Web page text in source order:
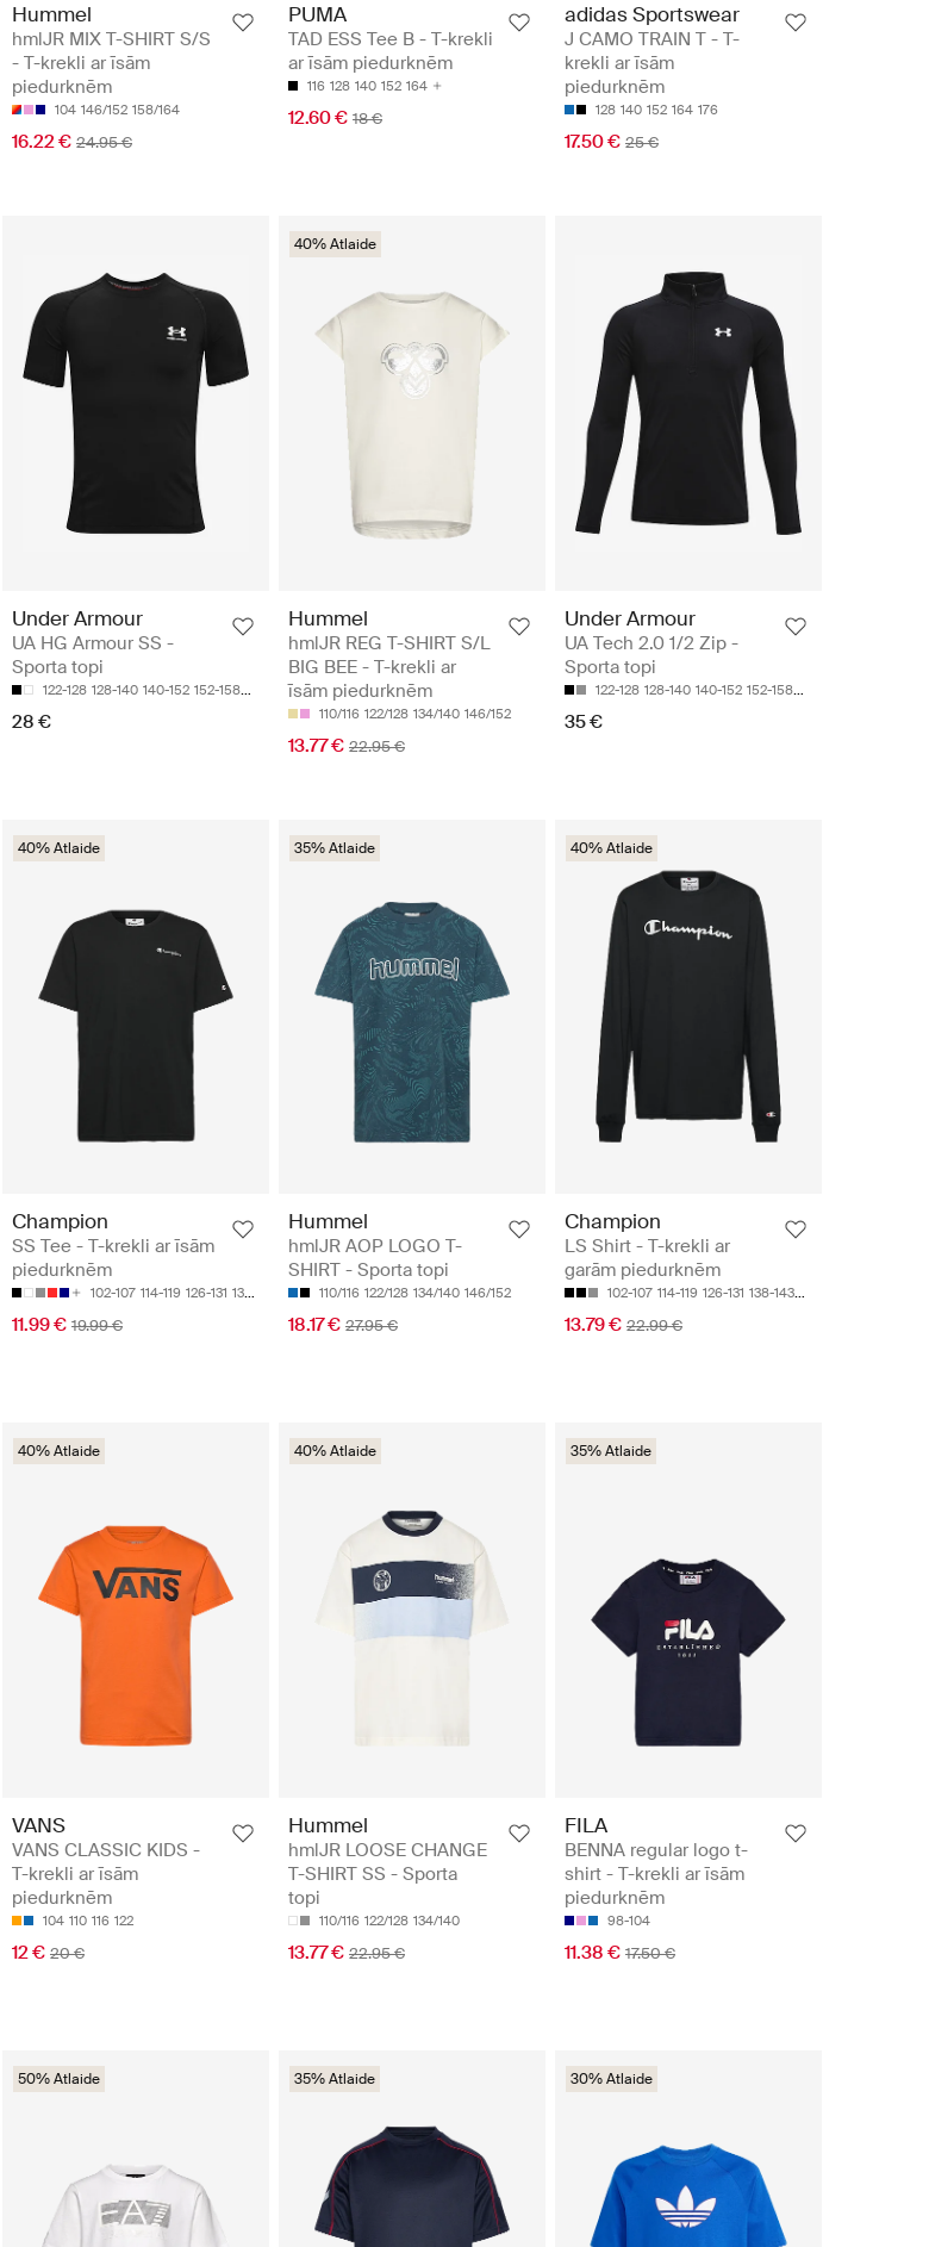
Hummel
hmlJR MIX T-SHIRT S/S
- T-krekli ar īsām
piedurknēm
104 146/152 158/164
16.22 € 24.95 €
PUMA
TAD ESS Tee B - T-krekli
ar īsām piedurknēm
116 128 140 152 164
12.60 € 18 €
adidas Sportswear
J CAMO TRAIN T - T-
krekli ar īsām
piedurknēm
128 140 152 164 176
17.50 € 25 €
158-170
Under Armour
UA HG Armour SS -
Sporta topi
122-128 128-140 140-152 152-158 158-170
28 €
40% Atlaide
Hummel
hmlJR REG T-SHIRT S/L
BIG BEE - T-krekli ar
īsām piedurknēm
110/116 122/128 134/140 146/152
13.77 € 22.95 €
Under Armour
UA Tech 2.0 1/2 Zip -
Sporta topi
122-128 128-140 140-152 152-158
35 €
40% Atlaide
Champion
SS Tee - T-krekli ar īsām
piedurknēm
102-107 114-119 126-131 138-143 150-155
11.99 € 19.99 €
35% Atlaide
Hummel
hmlJR AOP LOGO T-
SHIRT - Sporta topi
110/116 122/128 134/140 146/152
18.17 € 27.95 €
40% Atlaide
Champion
LS Shirt - T-krekli ar
garām piedurknēm
102-107 114-119 126-131 138-143 150-155
13.79 € 22.99 €
40% Atlaide
VANS
VANS CLASSIC KIDS -
T-krekli ar īsām
piedurknēm
104 110 116 122
12 € 20 €
40% Atlaide
Hummel
hmlJR LOOSE CHANGE
T-SHIRT SS - Sporta
topi
110/116 122/128 134/140
13.77 € 22.95 €
35% Atlaide
FILA
BENNA regular logo t-
shirt - T-krekli ar īsām
piedurknēm
98-104
11.38 € 17.50 €
50% Atlaide 35% Atlaide 30% Atlaide